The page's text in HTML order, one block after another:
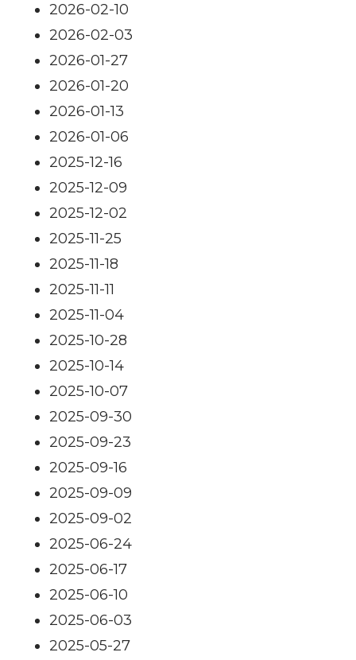
2026-02-10
2026-02-03
2026-01-27
2026-01-20
2026-01-13
2026-01-06
2025-12-16
2025-12-09
2025-12-02
2025-11-25
2025-11-18
2025-11-11
2025-11-04
2025-10-28
2025-10-14
2025-10-07
2025-09-30
2025-09-23
2025-09-16
2025-09-09
2025-09-02
2025-06-24
2025-06-17
2025-06-10
2025-06-03
2025-05-27